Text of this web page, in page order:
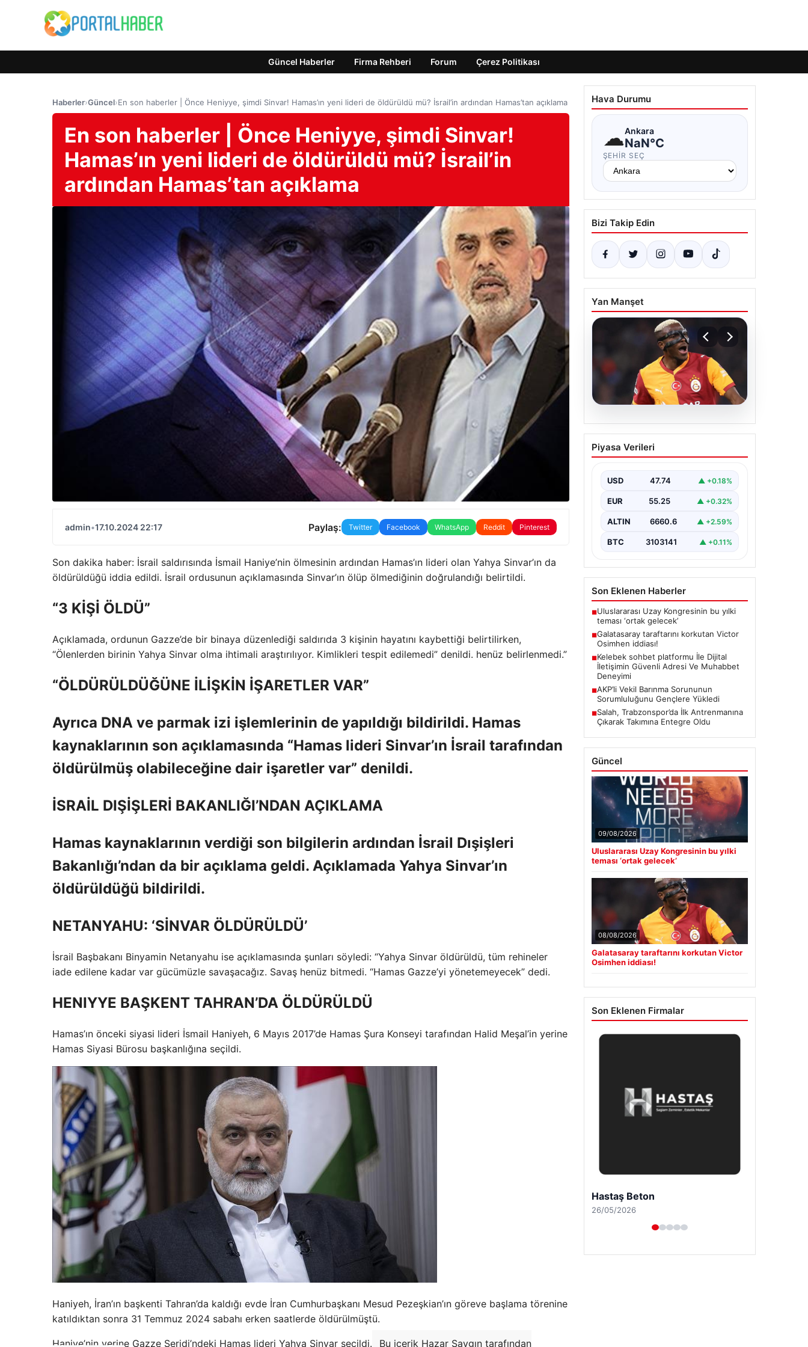
Güncel Haberler Firma Rehberi Forum Çerez Politikası
Haberler›Güncel›En son haberler | Önce Heniyye, şimdi Sinvar! Hamas’ın yeni lideri de öldürüldü mü? İsrail’in ardından Hamas’tan açıklama
En son haberler | Önce Heniyye, şimdi Sinvar!
Hamas’ın yeni lideri de öldürüldü mü? İsrail’in
ardından Hamas’tan açıklama
admin•17.10.2024 22:17 Paylaş: Twitter Facebook WhatsApp Reddit Pinterest
Son dakika haber: İsrail saldırısında İsmail Haniye’nin ölmesinin ardından Hamas’ın lideri olan Yahya Sinvar’ın da
öldürüldüğü iddia edildi. İsrail ordusunun açıklamasında Sinvar’ın ölüp ölmediğinin doğrulandığı belirtildi.
“3 KİŞİ ÖLDÜ”
Açıklamada, ordunun Gazze’de bir binaya düzenlediği saldırıda 3 kişinin hayatını kaybettiği belirtilirken,
“Ölenlerden birinin Yahya Sinvar olma ihtimali araştırılıyor. Kimlikleri tespit edilemedi” denildi. henüz belirlenmedi.”
“ÖLDÜRÜLDÜĞÜNE İLİŞKİN İŞARETLER VAR”
Ayrıca DNA ve parmak izi işlemlerinin de yapıldığı bildirildi. Hamas
kaynaklarının son açıklamasında “Hamas lideri Sinvar’ın İsrail tarafından
öldürülmüş olabileceğine dair işaretler var” denildi.
İSRAİL DIŞİŞLERİ BAKANLIĞI’NDAN AÇIKLAMA
Hamas kaynaklarının verdiği son bilgilerin ardından İsrail Dışişleri
Bakanlığı’ndan da bir açıklama geldi. Açıklamada Yahya Sinvar’ın
öldürüldüğü bildirildi.
NETANYAHU: ‘SİNVAR ÖLDÜRÜLDÜ’
İsrail Başbakanı Binyamin Netanyahu ise açıklamasında şunları söyledi: “Yahya Sinvar öldürüldü, tüm rehineler
iade edilene kadar var gücümüzle savaşacağız. Savaş henüz bitmedi. “Hamas Gazze’yi yönetemeyecek” dedi.
HENIYYE BAŞKENT TAHRAN’DA ÖLDÜRÜLDÜ
Hamas’ın önceki siyasi lideri İsmail Haniyeh, 6 Mayıs 2017’de Hamas Şura Konseyi tarafından Halid Meşal’in yerine
Hamas Siyasi Bürosu başkanlığına seçildi.
Haniyeh, İran’ın başkenti Tahran’da kaldığı evde İran Cumhurbaşkanı Mesud Pezeşkian’ın göreve başlama törenine
katıldıktan sonra 31 Temmuz 2024 sabahı erken saatlerde öldürülmüştü.
Haniye’nin yerine Gazze Şeridi’ndeki Hamas lideri Yahya Sinvar seçildi. Bu içerik Hazar Saygın tarafından
Hava Durumu
☁Ankara
NaN°C
ŞEHIR SEÇ
Bizi Takip Edin
Yan Manşet
08.08.2026
Galatasaray taraftarını
korkutan Victor
Piyasa Verileri
USD 47.74 ▲ +0.18%
EUR 55.25 ▲ +0.32%
ALTIN 6660.6 ▲ +2.59%
BTC 3103141 ▲ +0.11%
Son Eklenen Haberler
■Uluslararası Uzay Kongresinin bu yılki
teması ‘ortak gelecek’
■Galatasaray taraftarını korkutan Victor
Osimhen iddiası!
■Kelebek sohbet platformu İle Dijital
İletişimin Güvenli Adresi Ve Muhabbet
Deneyimi
■AKP’li Vekil Barınma Sorununun
Sorumluluğunu Gençlere Yükledi
■Salah, Trabzonspor’da İlk Antrenmanına
Çıkarak Takımına Entegre Oldu
Güncel
09/08/2026
Uluslararası Uzay Kongresinin bu yılki
teması ‘ortak gelecek’
08/08/2026
Galatasaray taraftarını korkutan Victor
Osimhen iddiası!
Son Eklenen Firmalar
Enes Kaplan Avukatlık Bürosu
28/04/2026